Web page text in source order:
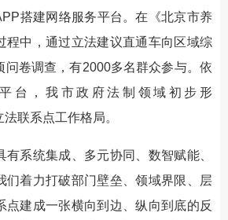
搭建网络服务平台。在《北京市养
程中，通过立法建议直通车向区域综
问卷调查，有2000多名群众参与。依
台，我市政府法制领域初步形
法联系点工作格局。
系统集成、多元协同、数智赋能、
们着力打破部门壁垒、领域界限、层
点建成一张横向到边、纵向到底的反